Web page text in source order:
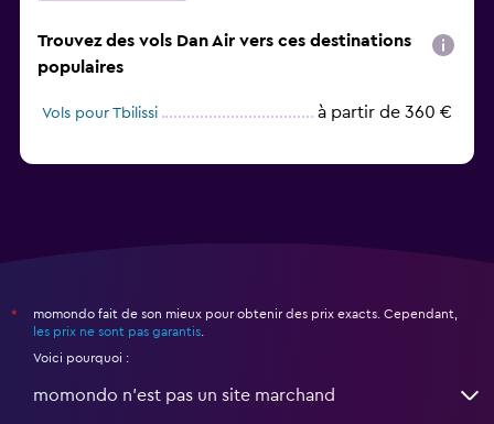
Trouvez des vols Dan Air vers ces destinations
populaires
Vols pour Tbilissi à partir de 360 €
*
momondo fait de son mieux pour obtenir des prix exacts. Cependant,
les prix ne sont pas garantis
Voici pourquoi :
momondo n'est pas un site marchand